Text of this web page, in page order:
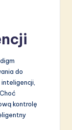
do
kontrolę